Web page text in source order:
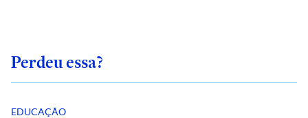
Perdeu essa?
EDUCAÇÃO